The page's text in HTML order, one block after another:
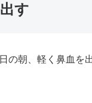
す
の朝、軽く鼻血を